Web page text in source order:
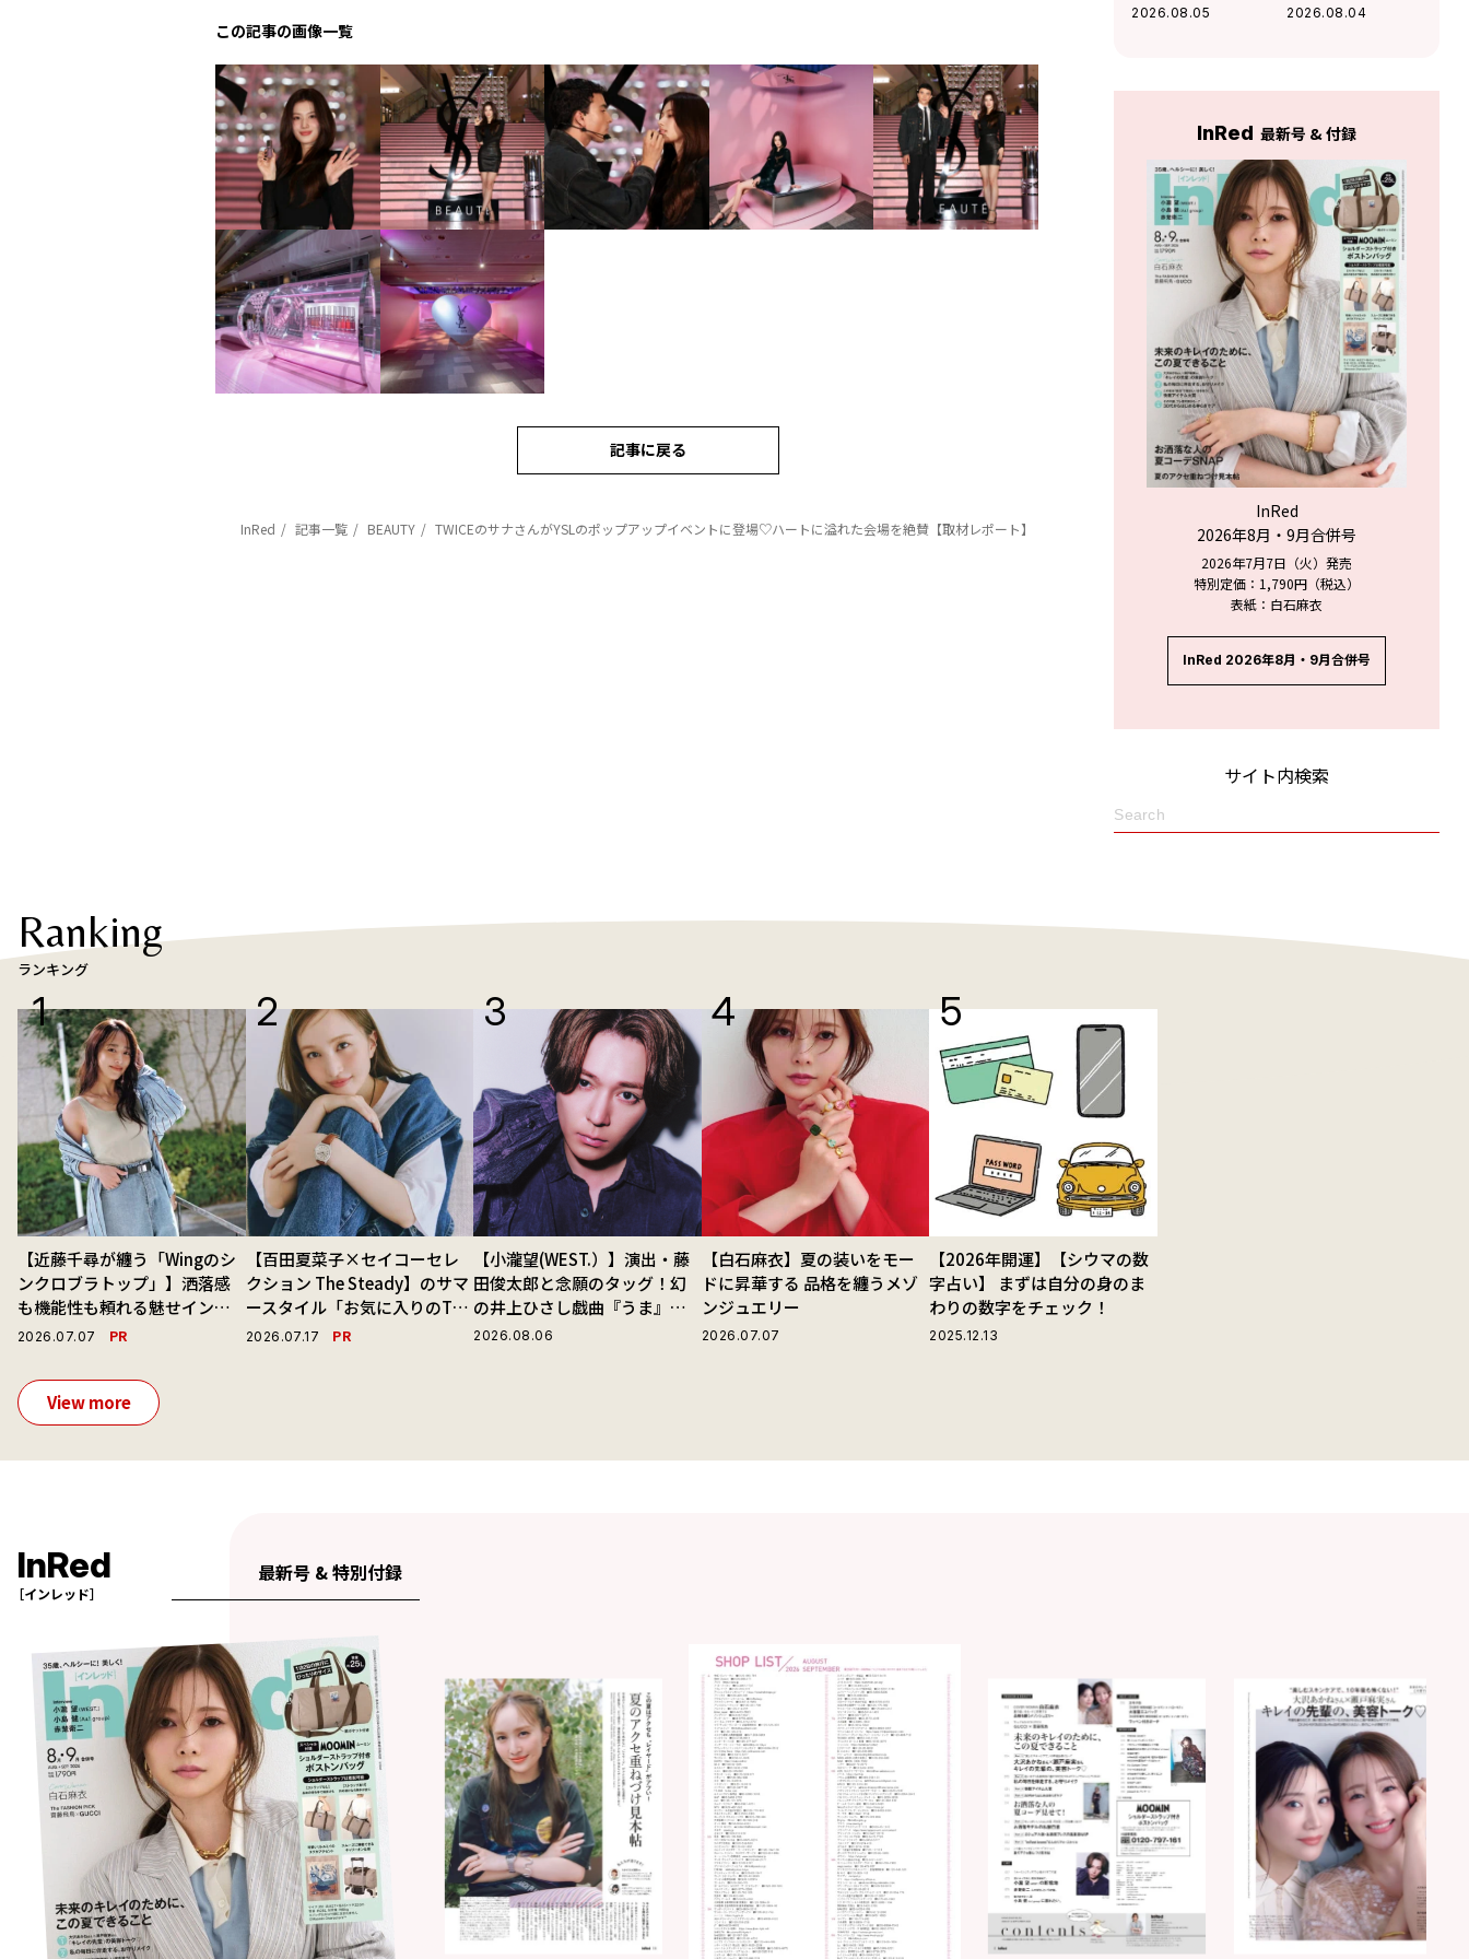
この記事の画像一覧
記事に戻る
InRed 記事一覧 BEAUTY TWICEのサナさんがYSLのポップアップイベントに登場♡ハートに溢れた会場を絶賛【取材レポート】
守りリップ」3選
2026.08.05
む大人の「最旬シ
2026.08.04
InRed 最新号 & 付録
InRed
2026年8月・9月合併号
2026年7月7日（火）発売
特別定価：1,790円（税込）
表紙：白石麻衣
InRed 2026年8月・9月合併号
サイト内検索
Ranking
ランキング
【近藤千尋が纏う「Wingのシ
ンクロブラトップ」】洒落感
も機能性も頼れる魅せインナ
ーで毎日を心地よくアプデ！
2026.07.07 PR
【百田夏菜子×セイコーセレ
クション The Steady】のサマ
ースタイル「お気に入りのTシ
ャツと最高の時計と。」
2026.07.17 PR
【小瀧望(WEST.）】演出・藤
田俊太郎と念願のタッグ！幻
の井上ひさし戯曲『うま』で
演じる“爽快な悪人”の魅力と
2026.08.06
【白石麻衣】夏の装いをモー
ドに昇華する 品格を纏うメゾ
ンジュエリー
2026.07.07
【2026年開運】【シウマの数
字占い】 まずは自分の身のま
わりの数字をチェック！
2025.12.13
View more
InRed
［インレッド］
最新号 & 特別付録